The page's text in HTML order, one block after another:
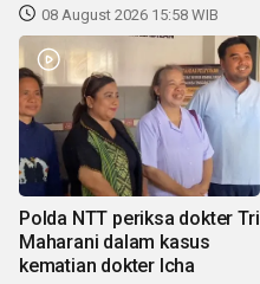
08 August 2026 15:58 WIB
Polda NTT periksa dokter Tri
Maharani dalam kasus
kematian dokter Icha